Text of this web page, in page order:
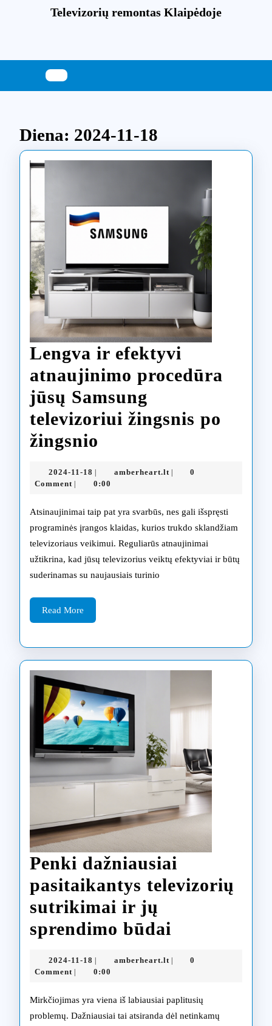
Televizorių remontas Klaipėdoje
Diena: 2024-11-18
Lengva ir efektyvi
atnaujinimo procedūra
jūsų Samsung
televizoriui žingsnis po
žingsnio
efektyvi
atnaujinimo
procedūra
jūsų
Samsung
žingsnio
2024-11-18 2024-
11-
amberheart.ltamberheart.lt
0
Comment
0:00
Atsinaujinimai taip pat yra svarbūs, nes gali išspręsti
programinės įrangos klaidas, kurios trukdo sklandžiam
televizoriaus veikimui. Reguliarūs atnaujinimai
užtikrina, kad jūsų televizorius veiktų efektyviai ir būtų
suderinamas su naujausiais turinio
Read More
More
Penki dažniausiai
pasitaikantys televizorių
sutrikimai ir jų
sprendimo būdai
televizorių
sutrikimai
2024-11-18 2024-
11-
amberheart.ltamberheart.lt
0
Comment
0:00
Mirkčiojimas yra viena iš labiausiai paplitusių
problemų. Dažniausiai tai atsiranda dėl netinkamų